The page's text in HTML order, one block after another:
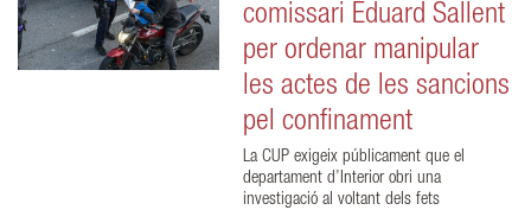
comissari Eduard Sallent
per ordenar manipular
les actes de les sancions
pel confinament
La CUP exigeix públicament que el
departament d’Interior obri una
investigació al voltant dels fets